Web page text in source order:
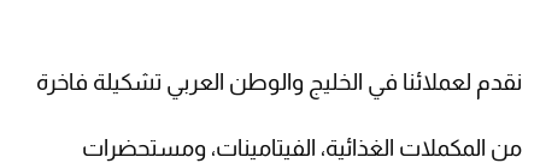
نقدم لعملائنا في الخليج والوطن العربي تشكيلة فاخرة
من المكملات الغذائية، الفيتامينات، ومستحضرات